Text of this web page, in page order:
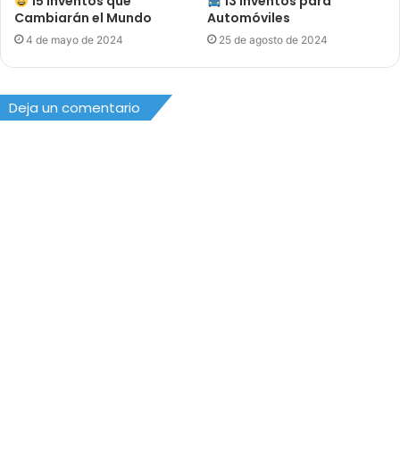
Cambiarán el Mundo
4 de mayo de 2024
Automóviles
25 de agosto de 2024
Deja un comentario